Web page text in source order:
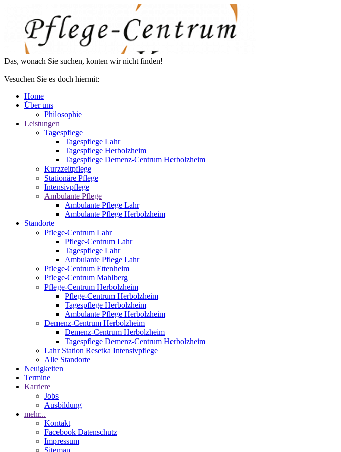
Das, wonach Sie suchen, konten wir nicht finden!
Vesuchen Sie es doch hiermit:
Home
Über uns
Philosophie
Leistungen
Tagespflege
Tagespflege Lahr
Tagespflege Herbolzheim
Tagespflege Demenz-Centrum Herbolzheim
Kurzzeitpflege
Stationäre Pflege
Intensivpflege
Ambulante Pflege
Ambulante Pflege Lahr
Ambulante Pflege Herbolzheim
Standorte
Pflege-Centrum Lahr
Pflege-Centrum Lahr
Tagespflege Lahr
Ambulante Pflege Lahr
Pflege-Centrum Ettenheim
Pflege-Centrum Mahlberg
Pflege-Centrum Herbolzheim
Pflege-Centrum Herbolzheim
Tagespflege Herbolzheim
Ambulante Pflege Herbolzheim
Demenz-Centrum Herbolzheim
Demenz-Centrum Herbolzheim
Tagespflege Demenz-Centrum Herbolzheim
Lahr Station Resetka Intensivpflege
Alle Standorte
Neuigkeiten
Termine
Karriere
Jobs
Ausbildung
mehr...
Kontakt
Facebook Datenschutz
Impressum
Sitemap